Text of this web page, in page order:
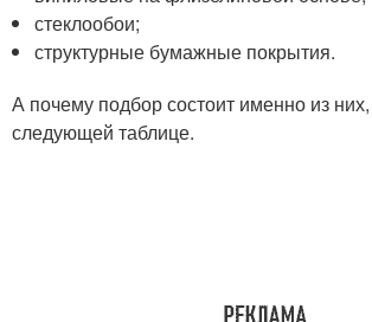
стеклообои;
структурные бумажные покрытия.
А почему подбор состоит именно из
следующей таблице.